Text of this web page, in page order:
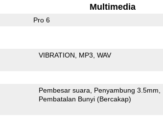
Multimedia
Pro 6
VIBRATION MP3 WAV
Pembesar suara
Penyambung 3.5mm
Pembatalan Bunyi (Bercakap)